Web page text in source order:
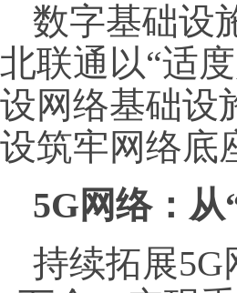
数字基础设
北联通以“适
设网络基础设
设筑牢网络底
5G网络：从
持续拓展